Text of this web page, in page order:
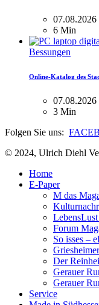
07.08.2026
6 Min
Bessungen
Online-Katalog des
07.08.2026
3 Min
Folgen Sie uns:
© 2024, Ulrich Diehl
Home
E-Paper
M das
Forum
So isses –
Der
Gerauer
Gerauer
Service